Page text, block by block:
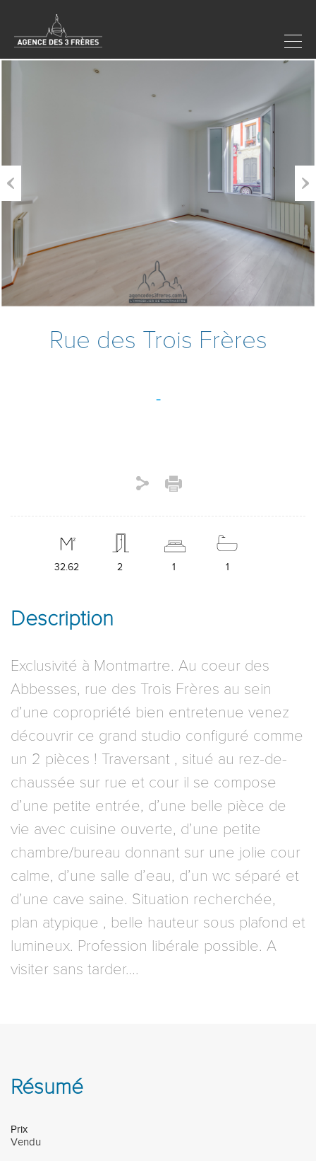
Previous Next
Rue des Trois Frères
-
32.62 2 1 1
Description
Exclusivité à Montmartre. Au coeur des
Abbesses, rue des Trois Frères au sein
d’une copropriété bien entretenue venez
découvrir ce grand studio configuré comme
un 2 pièces ! Traversant , situé au rez-de-
chaussée sur rue et cour il se compose
d’une petite entrée, d’une belle pièce de
vie avec cuisine ouverte, d’une petite
chambre/bureau donnant sur une jolie cour
calme, d’une salle d’eau, d’un wc séparé et
d’une cave saine. Situation recherchée,
plan atypique , belle hauteur sous plafond et
lumineux. Profession libérale possible. A
visiter sans tarder….
Résumé
Prix
Vendu